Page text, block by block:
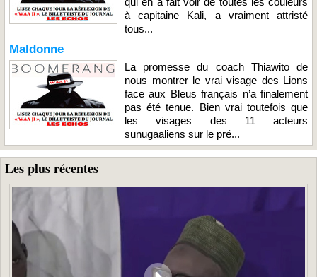
à capitaine Kali, a vraiment attristé
tous...
Maldonne
La promesse du coach Thiawito de
nous montrer le vrai visage des Lions
face aux Bleus français n’a finalement
pas été tenue. Bien vrai toutefois que
les visages des 11 acteurs
sunugaaliens sur le pré...
Les plus récentes